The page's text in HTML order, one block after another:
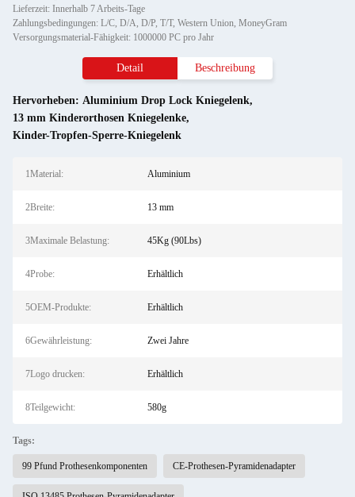
Lieferzeit: Innerhalb 7 Arbeits-Tage
Zahlungsbedingungen: L/C, D/A, D/P, T/T, Western Union, MoneyGram
Versorgungsmaterial-Fähigkeit: 1000000 PC pro Jahr
Detail Beschreibung
Hervorheben: Aluminium Drop Lock Kniegelenk,
13 mm Kinderorthosen Kniegelenke,
Kinder-Tropfen-Sperre-Kniegelenk
1Material: Aluminium
2Breite: 13 mm
3Maximale Belastung: 45Kg (90Lbs)
4Probe: Erhältlich
5OEM-Produkte: Erhältlich
6Gewährleistung: Zwei Jahre
7Logo drucken: Erhältlich
8Teilgewicht: 580g
Tags:
99 Pfund Prothesenkomponenten CE-Prothesen-Pyramidenadapter